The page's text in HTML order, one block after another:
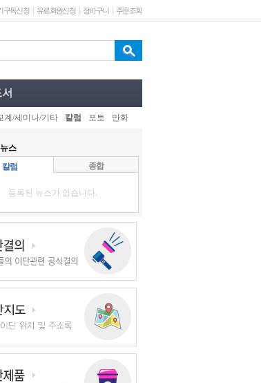
구독신청 유료회원신청 장바구니 주문조회
계/세미나/기타 칼럼 포토 만화
스
칼럼
종합
등록된 뉴스가 없습니다.